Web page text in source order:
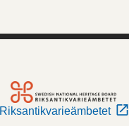
Riksantikvarieämbetet